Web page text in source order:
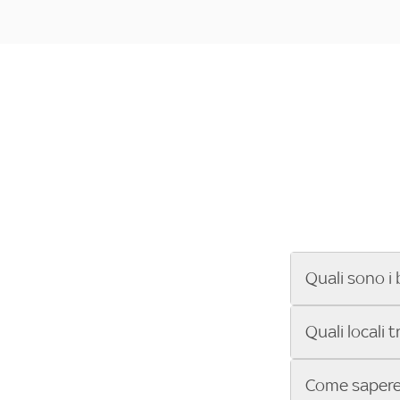
Quali sono i
Se cerchi un
ENILIVE, la
Sky Bar ti
Quali locali
Vuoi sapere
Come